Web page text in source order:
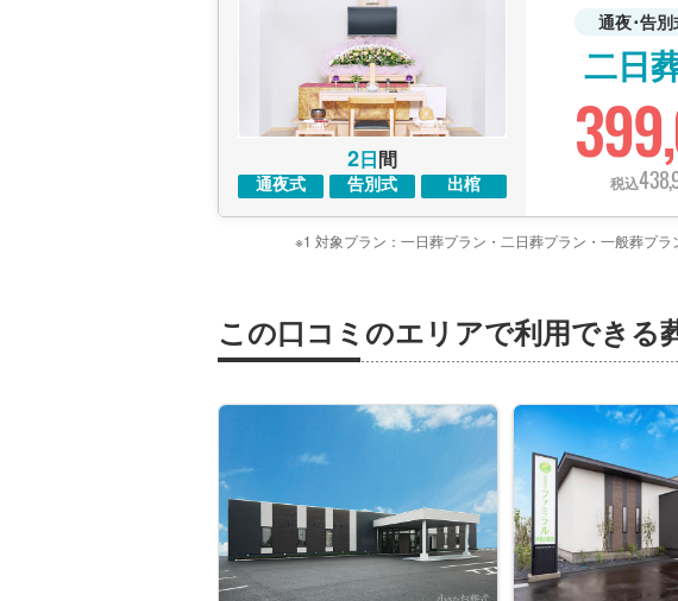
2日間
通夜式 告別式 出棺
通夜･告
二日
税込
※1 対象プラン：一日葬プラン・二日葬プラン・一般葬プ
この口コミのエリアで利用できる